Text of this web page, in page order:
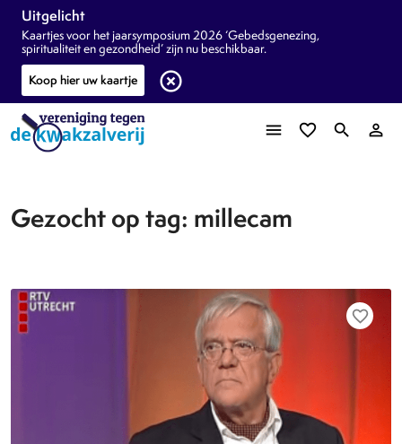
Uitgelicht
Kaartjes voor het jaarsymposium 2026 ‘Gebedsgenezing,
spiritualiteit en gezondheid’ zijn nu beschikbaar.
Koop hier uw kaartje
highlight_off
menu favorite_border search person_outline
Gezocht op tag: millecam
favorite_border